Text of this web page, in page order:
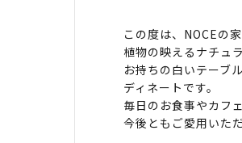
この度は、NOCEの
植物の映えるナチュ
お持ちの白いテーブ
ディネートです。
毎日のお食事やカフ
今後ともご愛用いた